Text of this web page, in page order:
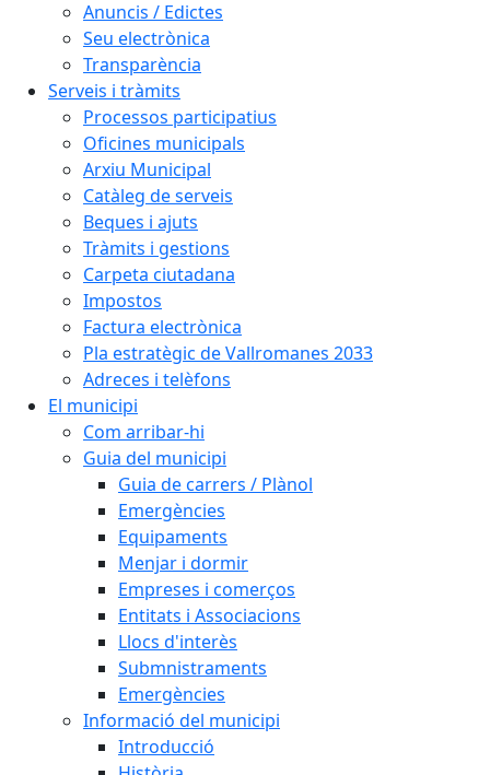
Anuncis / Edictes
Seu electrònica
Transparència
Serveis i tràmits
Processos participatius
Oficines municipals
Arxiu Municipal
Catàleg de serveis
Beques i ajuts
Tràmits i gestions
Carpeta ciutadana
Impostos
Factura electrònica
Pla estratègic de Vallromanes 2033
Adreces i telèfons
El municipi
Com arribar-hi
Guia del municipi
Guia de carrers / Plànol
Emergències
Equipaments
Menjar i dormir
Empreses i comerços
Entitats i Associacions
Llocs d'interès
Submnistraments
Emergències
Informació del municipi
Introducció